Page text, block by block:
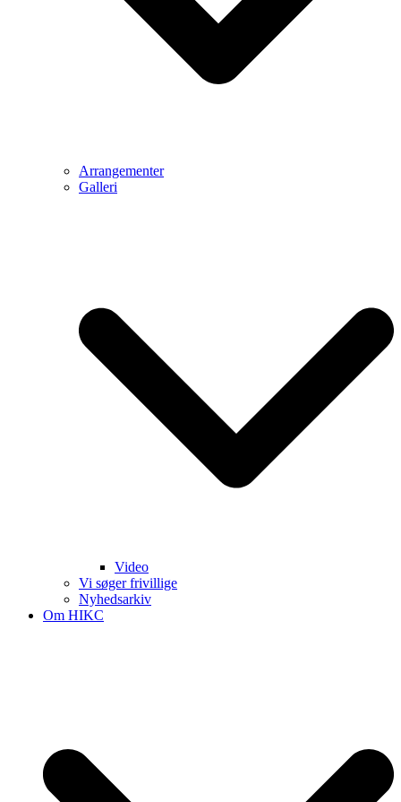
Arrangementer
Galleri
Video
Vi søger frivillige
Nyhedsarkiv
Om HIKC